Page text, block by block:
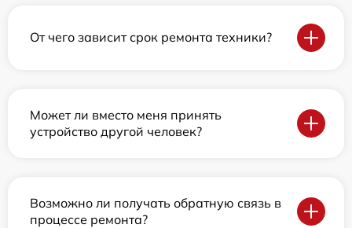
От чего зависит срок ремонта техники?
Может ли вместо меня принять
устройство другой человек?
Возможно ли получать обратную связь в
процессе ремонта?